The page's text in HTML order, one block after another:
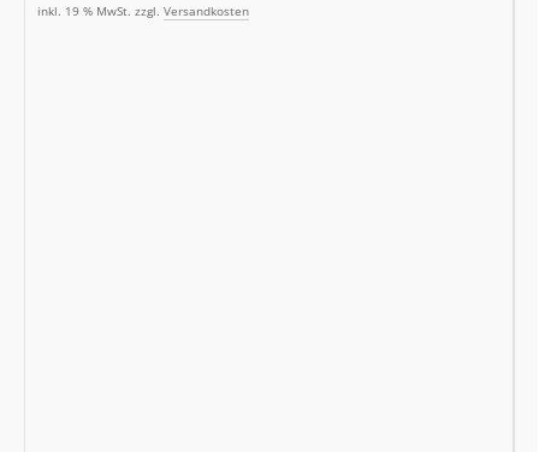
inkl. 19 % MwSt. zzgl. Versandkosten